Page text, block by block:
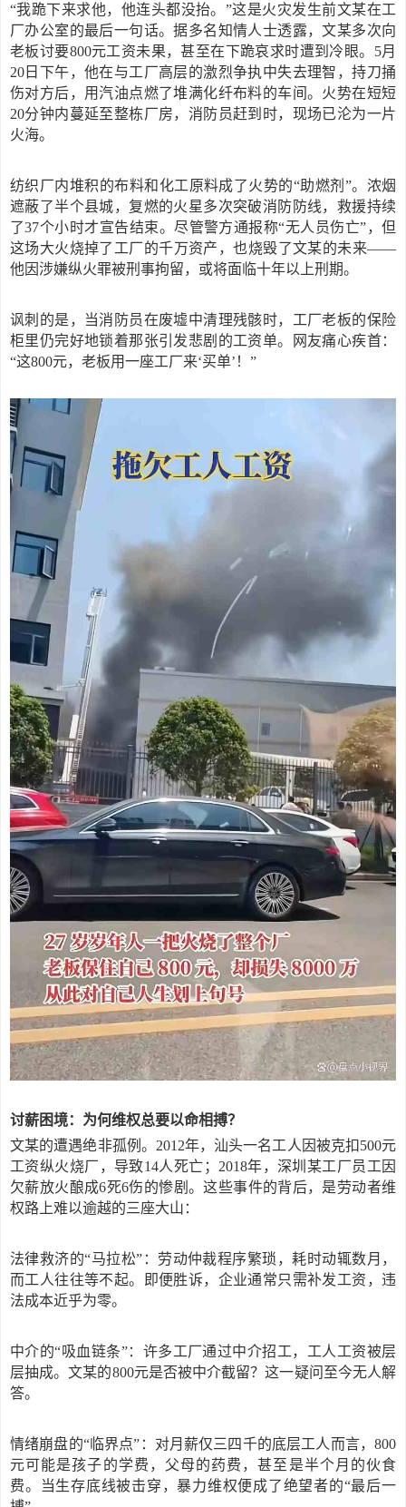
“我跪下来求他，他连头都没抬。”这是火灾发生前文某在工
厂办公室的最后一句话。据多名知情人士透露，文某多次向
老板讨要800元工资未果，甚至在下跪哀求时遭到冷眼。5月
20日下午，他在与工厂高层的激烈争执中失去理智，持刀捅
伤对方后，用汽油点燃了堆满化纤布料的车间。火势在短短
20分钟内蔓延至整栋厂房，消防员赶到时，现场已沦为一片
火海。
纺织厂内堆积的布料和化工原料成了火势的“助燃剂”。浓烟
遮蔽了半个县城，复燃的火星多次突破消防防线，救援持续
了37个小时才宣告结束。尽管警方通报称“无人员伤亡”，但
这场大火烧掉了工厂的千万资产，也烧毁了文某的未来——
他因涉嫌纵火罪被刑事拘留，或将面临十年以上刑期。
讽刺的是，当消防员在废墟中清理残骸时，工厂老板的保险
柜里仍完好地锁着那张引发悲剧的工资单。网友痛心疾首：
“这800元，老板用一座工厂来‘买单’！”
讨薪困境：为何维权总要以命相搏？
文某的遭遇绝非孤例。 2012年，汕头一名工人因被克扣500元
工资纵火烧厂，导致14人死亡；2018年，深圳某工厂员工因
欠薪放火酿成6死6伤的惨剧。这些事件的背后，是劳动者维
权路上难以逾越的三座大山：
法律救济的“马拉松”：劳动仲裁程序繁琐，耗时动辄数月，
而工人往往等不起。即便胜诉，企业通常只需补发工资，违
法成本近乎为零。
中介的“吸血链条”：许多工厂通过中介招工，工人工资被层
层抽成。文某的800元是否被中介截留？这一疑问至今无人解
答。
情绪崩盘的“临界点”：对月薪仅三四千的底层工人而言，800
元可能是孩子的学费，父母的药费，甚至是半个月的伙食
费。当生存底线被击穿，暴力维权便成了绝望者的“最后一